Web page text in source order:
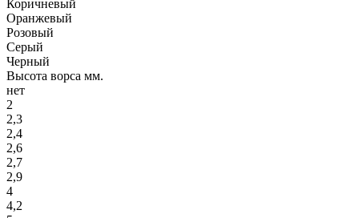
Коричневый
Оранжевый
Розовый
Серый
Черный
Высота ворса мм.
нет
2
2,3
2,4
2,6
2,7
2,9
4
4,2